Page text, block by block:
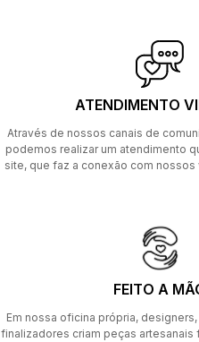
ATENDIMENTO
Através de nossos canais de
podemos realizar um atendimento
site, que faz a conexão com
FEITO A
Em nossa oficina própria,
finalizadores criam peças artesanais